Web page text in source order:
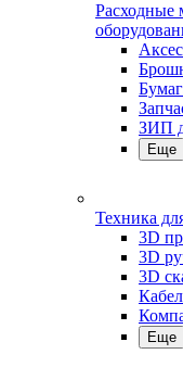
Расходные
ЗИП
Еще
Техника
3D
3D
3D
Еще